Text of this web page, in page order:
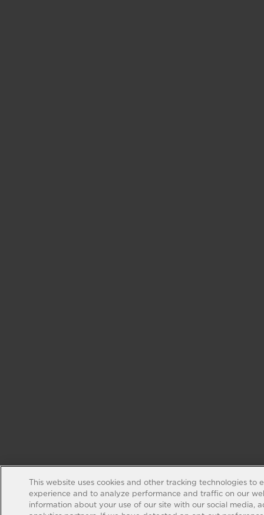
This website uses cookies and other tracking technologies to
experience and to analyze performance and traffic on our
information about your use of our site with our social media,